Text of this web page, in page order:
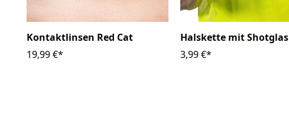
Kontaktlinsen Red Cat
19,99 €*
Halskette mit Shotglas
3,99 €*